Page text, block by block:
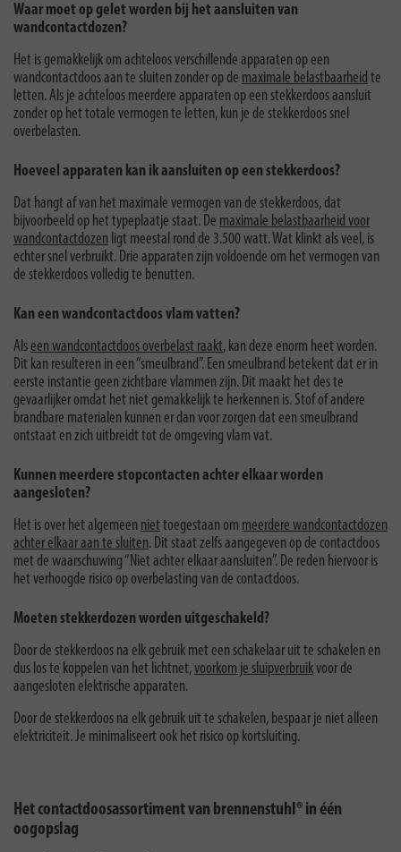
Waar moet op gelet worden bij het aansluiten van
wandcontactdozen?
Het is gemakkelijk om achteloos verschillende apparaten op een
wandcontactdoos aan te sluiten zonder op de maximale belastbaarheid te
letten. Als je achteloos meerdere apparaten op een stekkerdoos aansluit
zonder op het totale vermogen te letten, kun je de stekkerdoos snel
overbelasten.
Hoeveel apparaten kan ik aansluiten op een stekkerdoos?
Dat hangt af van het maximale vermogen van de stekkerdoos, dat
bijvoorbeeld op het typeplaatje staat. De maximale belastbaarheid voor
wandcontactdozen ligt meestal rond de 3.500 watt. Wat klinkt als veel, is
echter snel verbruikt. Drie apparaten zijn voldoende om het vermogen van
de stekkerdoos volledig te benutten.
Kan een wandcontactdoos vlam vatten?
Alseen wandcontactdoos overbelast raakt, kan deze enorm heet worden.
Dit kan resulteren in een “smeulbrand”. Een smeulbrand betekent dat er in
eerste instantie geen zichtbare vlammen zijn. Dit maakt het des te
gevaarlijker omdat het niet gemakkelijk te herkennen is. Stof of andere
brandbare materialen kunnen er dan voor zorgen dat een smeulbrand
ontstaat en zich uitbreidt tot de omgeving vlam vat.
Kunnen meerdere stopcontacten achter elkaar worden
aangesloten?
Het is over het algemeen niet toegestaan om meerdere wandcontactdozen
achter elkaar aan te sluiten. Dit staat zelfs aangegeven op de contactdoos
met de waarschuwing “Niet achter elkaar aansluiten”. De reden hiervoor is
het verhoogde risico op overbelasting van de contactdoos.
Moeten stekkerdozen worden uitgeschakeld?
Door de stekkerdoos na elk gebruik met een schakelaar uit te schakelen en
dus los te koppelen van het lichtnet,voorkom je sluipverbruikvoor de
aangesloten elektrische apparaten.
Door de stekkerdoos na elk gebruik uit te schakelen, bespaar je niet alleen
elektriciteit. Je minimaliseert ook het risico op kortsluiting.
Het contactdoosassortiment van brennenstuhl® in één
oogopslag